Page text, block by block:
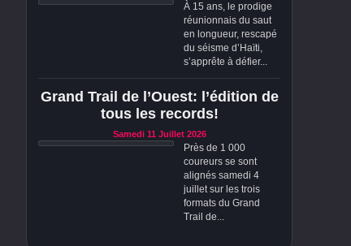
À 15 ans, le prodige
réunionnais du saut
en longueur, rescapé
du séisme d’Haïti,
s’apprête à défier...
Grand Trail de l’Ouest: l’édition de
tous les records!
Samedi 11 Juillet 2026
Près de 1 000
coureurs se sont
alignés samedi 4
juillet sur les trois
formats du Grand
Trail de...